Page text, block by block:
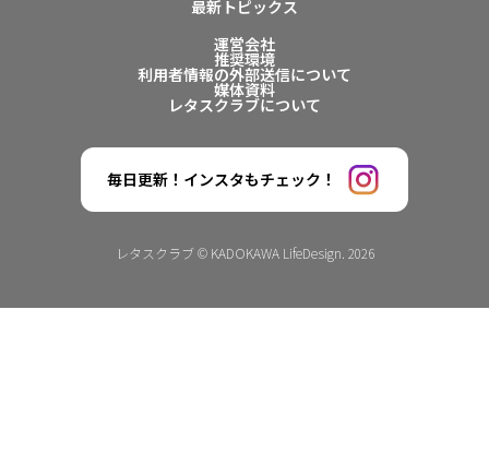
最新トピックス
運営会社
推奨環境
利用者情報の外部送信について
媒体資料
レタスクラブについて
毎日更新！インスタもチェック！
レタスクラブ © KADOKAWA LifeDesign. 2026